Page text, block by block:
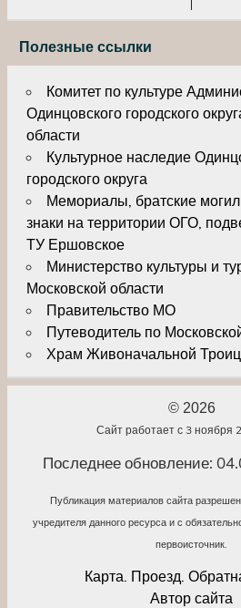
Полезные ссылки
Комитет по культуре
Одинцовского городского
области
Культурное наследие
городского округа
Мемориалы, братские
знаки на территории ОГО,
ТУ Ершовское
Министерство культуры и
Московской области
Правительство МО
Путеводитель по
Храм Живоначальной
© 2026
Сайт работает с 3 ноября
Последнее обновление:
Публикация материалов сайта
учредителя данного ресурса и с
первоисточник.
Карта. Проезд.
Автор сайта